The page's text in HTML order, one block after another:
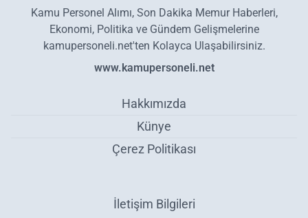
Kamu Personel Alımı, Son Dakika Memur Haberleri,
Ekonomi, Politika ve Gündem Gelişmelerine
kamupersoneli.net'ten Kolayca Ulaşabilirsiniz.
www.kamupersoneli.net
Hakkımızda
Künye
Çerez Politikası
İletişim Bilgileri